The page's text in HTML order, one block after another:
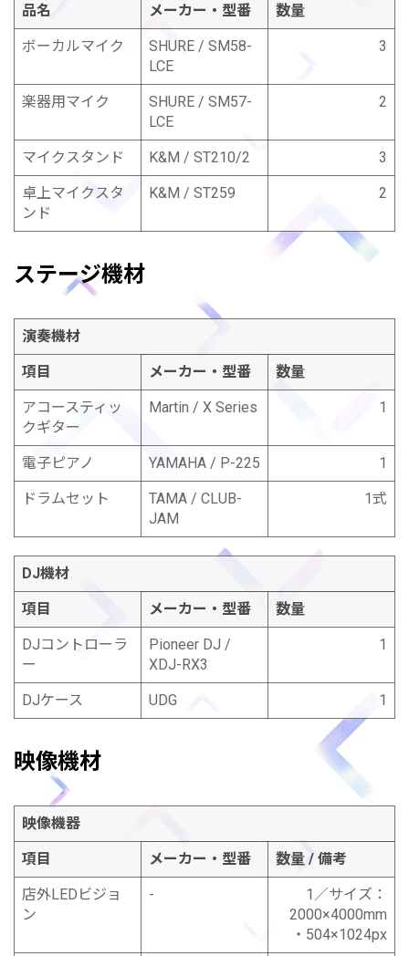
品名 メーカー・型番 数量
ボーカルマイク
SHURE / SM58-
LCE
3
楽器用マイク
SHURE / SM57-
LCE
2
マイクスタンド K&M / ST210/2 3
卓上マイクスタ
ンド
K&M / ST259 2
ステージ機材
演奏機材
項目 メーカー・型番 数量
アコースティッ
クギター
Martin / X Series 1
電子ピアノ YAMAHA / P-225 1
ドラムセット
TAMA / CLUB-
JAM
1式
DJ機材
項目 メーカー・型番 数量
DJコントローラ
ー
Pioneer DJ /
XDJ-RX3
1
DJケース UDG 1
映像機材
映像機器
項目 メーカー・型番 数量 / 備考
店外LEDビジョ
ン
-
1／サイズ：
2000×4000mm
・504×1024px